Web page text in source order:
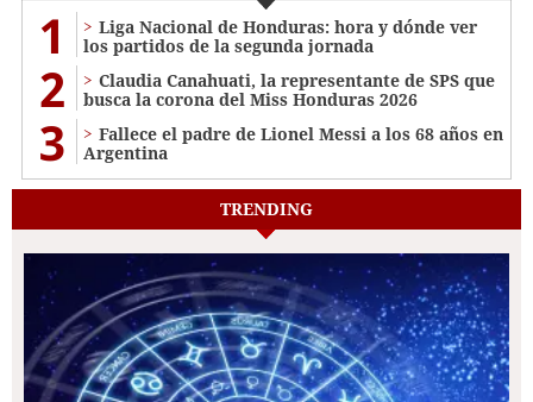
1
Liga Nacional de Honduras: hora y dónde ver
los partidos de la segunda jornada
2
Claudia Canahuati, la representante de SPS que
busca la corona del Miss Honduras 2026
3
Fallece el padre de Lionel Messi a los 68 años en
Argentina
TRENDING